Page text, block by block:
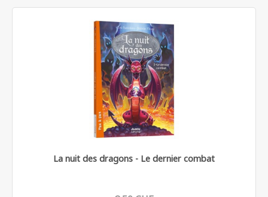
La nuit des dragons - Le dernier combat